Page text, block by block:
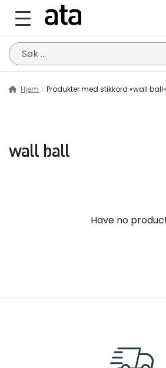
Søk
etter:
Hjem Produkter med stikkord «wall ball»
wall ball
Have no